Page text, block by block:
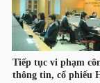
TÀI
CHÍNH
CÁ